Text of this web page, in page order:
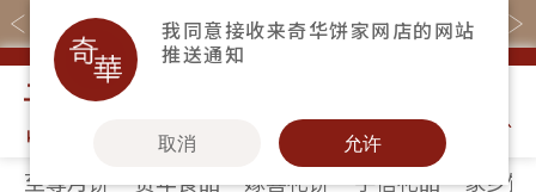
购物满$368(折扣后)即免本地运费！
关于奇华 奇华饼食 更多
至尊月饼 贺年食品 嫁喜礼饼 手信礼品
家乡饼
我同意接收来奇华饼家网店的网站
推送通知
取消 允许